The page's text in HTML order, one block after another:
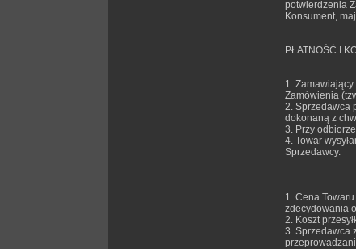
potwierdzenia
Konsument,
PŁATNOŚĆ I
1.
Zamówienia
2. Sprzedawca
dokonaną z
3. Przy
4. Towar
Sprzedawcy.
1. Cena
zdecydowania
2. Koszt
3. Sprzedawca